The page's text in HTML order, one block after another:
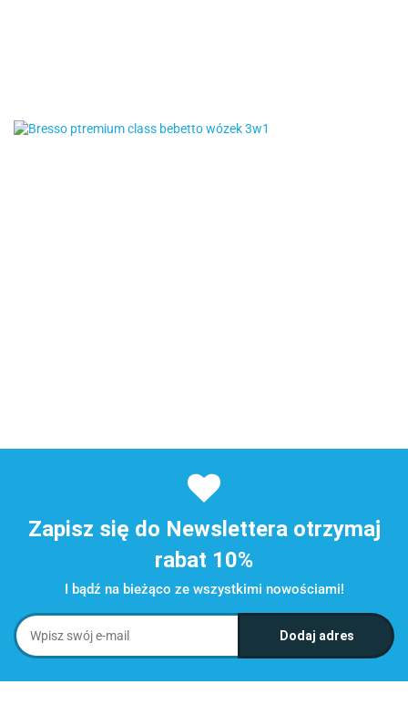
Zapisz się do Newslettera otrzymaj
rabat 10%
I bądź na bieżąco ze wszystkimi nowościami!